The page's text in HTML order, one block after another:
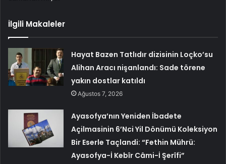
İlgili Makaleler
Hayat Bazen Tatlıdır dizisinin Loçko’su
Alihan Aracı nişanlandı: Sade törene
yakın dostlar katıldı
Ağustos 7, 2026
Ayasofya’nın Yeniden İbadete
Açilmasinin 6’Nci Yil Dönümü Koleksiyon
Bir Eserle Taçlandi: “Fethin Mührü:
Ayasofya-İ Kebîr Câmi-İ Şerîfi”